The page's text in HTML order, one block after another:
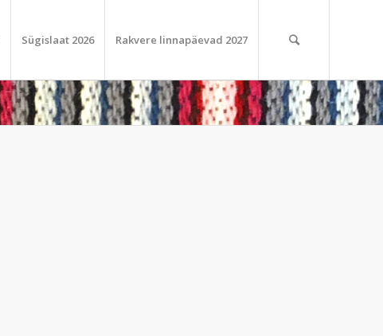
Sügislaat 2026 Rakvere linnapäevad 2027